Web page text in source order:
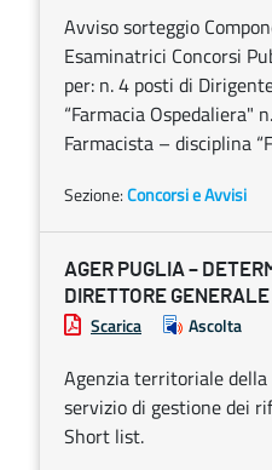
Avviso sorteggio
Esaminatrici Concorsi
per: n. 4 posti di
“Farmacia Ospedaliera"
Farmacista – disciplina
Sezione:Concorsi e Avvisi
AGER PUGLIA –
DIRETTORE
Scarica Ascolta
Agenzia territoriale della
servizio di gestione dei
Short list.